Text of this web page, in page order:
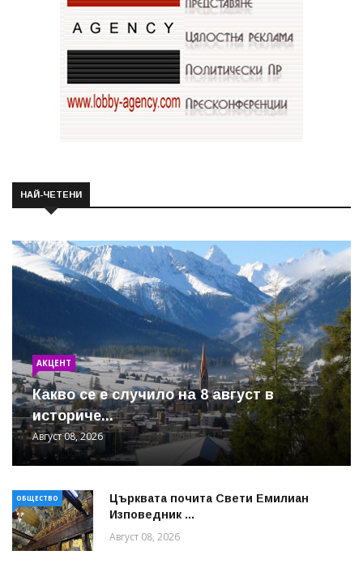
НАЙ-ЧЕТЕНИ
АКЦЕНТ
Какво се е случило на 8 август в
историче...
Август 08, 2026
ОБЩЕСТВО
Църквата почита Свeти Емилиан
Изповедник ...
Август 08, 2026